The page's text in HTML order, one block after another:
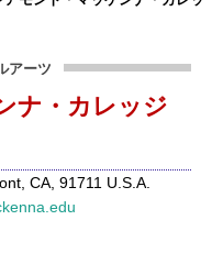
アーツ
ナ・カレッジ
CA, 91711 U.S.A.